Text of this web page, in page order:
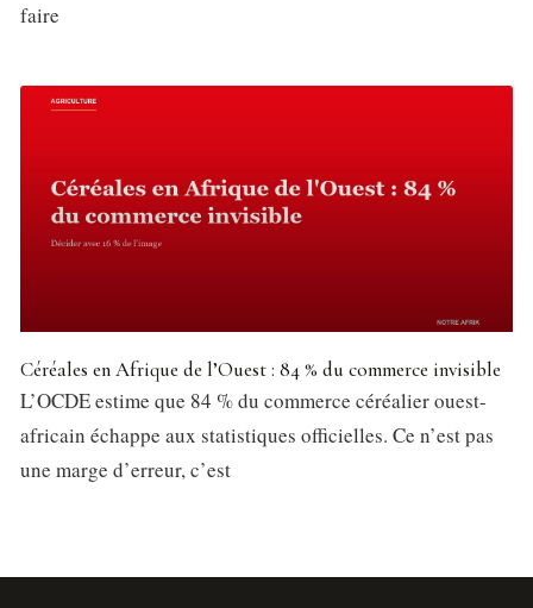
faire
Céréales en Afrique de l’Ouest : 84 % du commerce invisible
L’OCDE estime que 84 % du commerce céréalier ouest-
africain échappe aux statistiques officielles. Ce n’est pas
une marge d’erreur, c’est